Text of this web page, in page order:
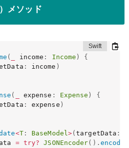
メソッド
( income : Income )
{
: income )
( expense : Expense )
{
: expense )
<T: BaseModel>(targetData :
= try? JSONEncoder( ) . encode